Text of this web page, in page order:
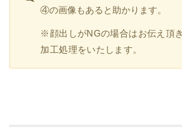
④の画像もあると助かります。
※顔出しがNGの場合はお伝え頂
加工処理をいたします。